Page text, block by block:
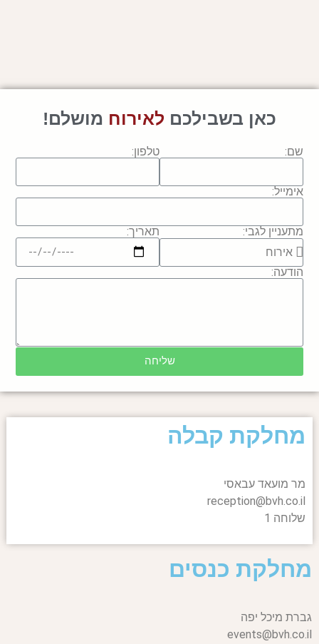
כאן בשבילכם לאירוח מושלם!
שם: טלפון:
אימייל:
מתעניין לגבי: תאריך:
הודעה:
שליחה
מחלקת קבלה
מר מועאד עבאסי
reception@bvh.co.il
שלוחה 1
מחלקת כנסים
גברת מיכל יפה
events@bvh.co.il